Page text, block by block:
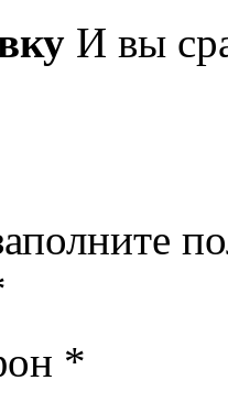
И вы
*